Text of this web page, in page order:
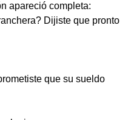
apareció completa:
Dijiste que pronto
que su sueldo